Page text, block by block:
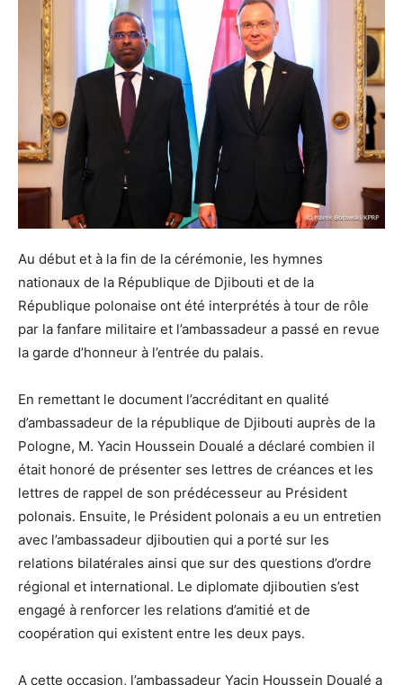
Au début et à la fin de la cérémonie, les hymnes
nationaux de la République de Djibouti et de la
République polonaise ont été interprétés à tour de rôle
par la fanfare militaire et l’ambassadeur a passé en revue
la garde d’honneur à l’entrée du palais.
En remettant le document l’accréditant en qualité
d’ambassadeur de la république de Djibouti auprès de la
Pologne, M. Yacin Houssein Doualé a déclaré combien il
était honoré de présenter ses lettres de créances et les
lettres de rappel de son prédécesseur au Président
polonais. Ensuite, le Président polonais a eu un entretien
avec l’ambassadeur djiboutien qui a porté sur les
relations bilatérales ainsi que sur des questions d’ordre
régional et international. Le diplomate djiboutien s’est
engagé à renforcer les relations d’amitié et de
coopération qui existent entre les deux pays.
A cette occasion, l’ambassadeur Yacin Houssein Doualé a